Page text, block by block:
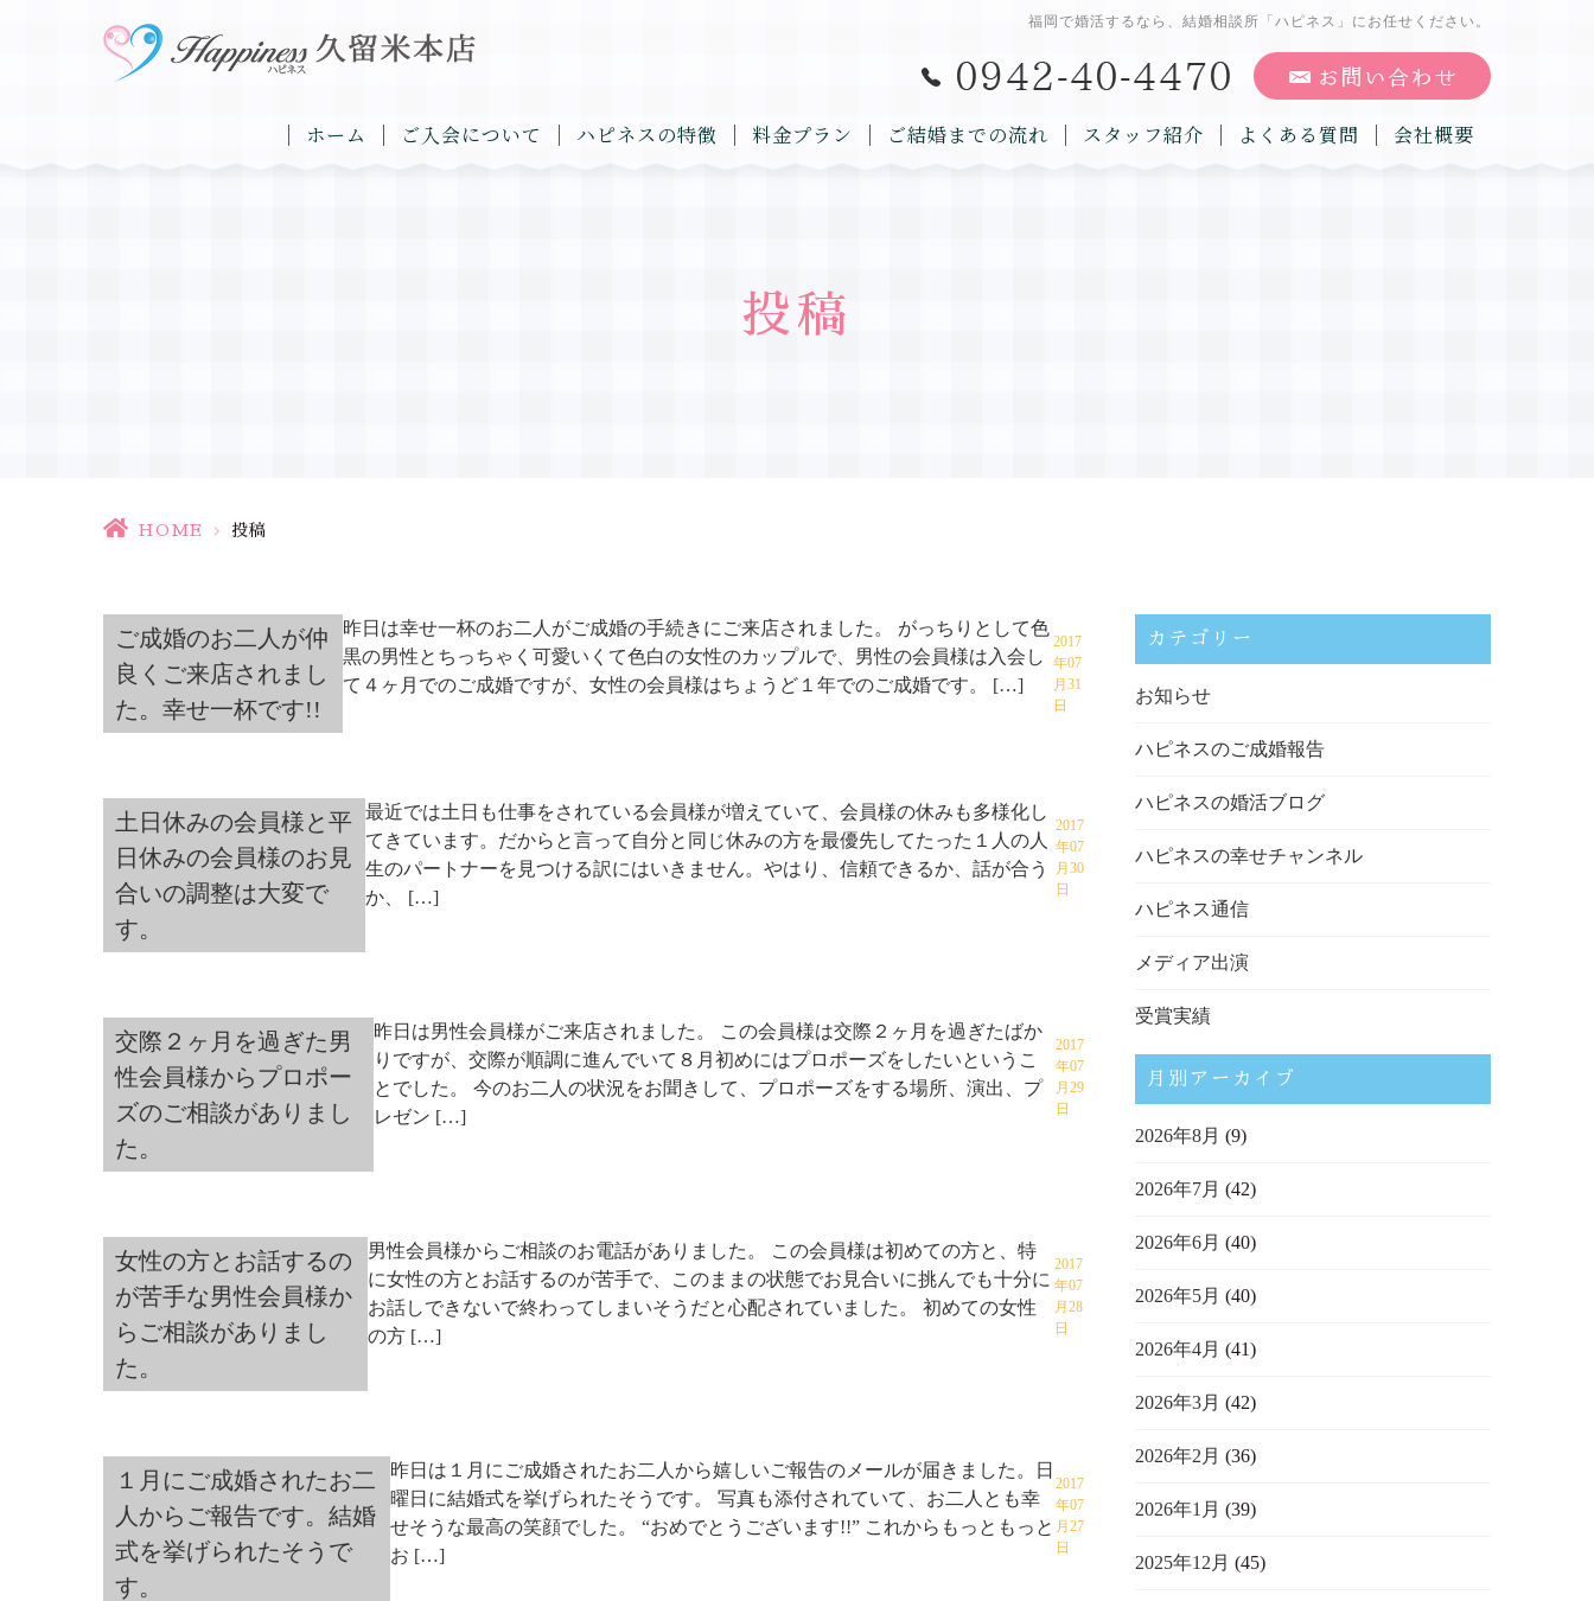
福岡で婚活するなら、結婚相談所「ハピネス」にお任せください。
ホーム ご入会について ハピネスの特徴 料金プラン ご結婚までの流れ スタッフ紹介 よくある質問 会社概要
投稿
HOME > 投稿
ご成婚のお二人が仲
良くご来店されまし
た。幸せ一杯です!!
昨日は幸せ一杯のお二人がご成婚の手続きにご来店されました。 がっちりとして色
黒の男性とちっちゃく可愛いくて色白の女性のカップルで、男性の会員様は入会し
て４ヶ月でのご成婚ですが、女性の会員様はちょうど１年でのご成婚です。 […]
2017
年07
月31
日
土日休みの会員様と平
日休みの会員様のお見
合いの調整は大変で
す。
最近では土日も仕事をされている会員様が増えていて、会員様の休みも多様化し
てきています。だからと言って自分と同じ休みの方を最優先してたった１人の人
生のパートナーを見つける訳にはいきません。やはり、信頼できるか、話が合う
か、 […]
2017
年07
月30
日
交際２ヶ月を過ぎた男
性会員様からプロポー
ズのご相談がありまし
た。
昨日は男性会員様がご来店されました。 この会員様は交際２ヶ月を過ぎたばか
りですが、交際が順調に進んでいて８月初めにはプロポーズをしたいというこ
とでした。 今のお二人の状況をお聞きして、プロポーズをする場所、演出、プ
レゼン […]
2017
年07
月29
日
女性の方とお話するの
が苦手な男性会員様か
らご相談がありまし
た。
男性会員様からご相談のお電話がありました。 この会員様は初めての方と、特
に女性の方とお話するのが苦手で、このままの状態でお見合いに挑んでも十分に
お話しできないで終わってしまいそうだと心配されていました。 初めての女性
の方 […]
2017
年07
月28
日
１月にご成婚されたお二
人からご報告です。結婚
式を挙げられたそうで
す。
昨日は１月にご成婚されたお二人から嬉しいご報告のメールが届きました。日
曜日に結婚式を挙げられたそうです。 写真も添付されていて、お二人とも幸
せそうな最高の笑顔でした。 “おめでとうございます!!” これからもっともっと
お […]
2017
年07
月27
日
カテゴリー
お知らせ
ハピネスのご成婚報告
ハピネスの婚活ブログ
ハピネスの幸せチャンネル
ハピネス通信
メディア出演
受賞実績
月別アーカイブ
2026年8月 (9)
2026年7月 (42)
2026年6月 (40)
2026年5月 (40)
2026年4月 (41)
2026年3月 (42)
2026年2月 (36)
2026年1月 (39)
2025年12月 (45)